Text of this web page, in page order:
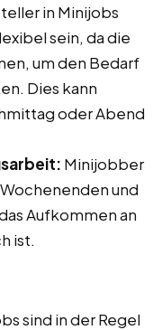
in Minijobs
sein, da die
um den Bedarf
Dies kann
oder Abend
Minijobber
und
Aufkommen an
ist.
sind in der Regel